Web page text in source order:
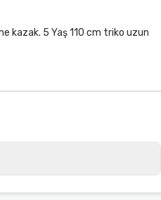
kazak. 5 Yaş 110 cm triko uzun